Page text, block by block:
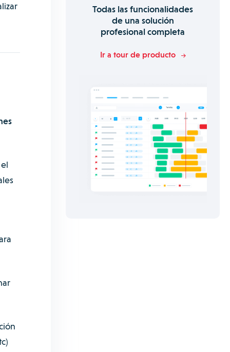
Todas las funcionalidades
de una solución
profesional completa
Ir a tour de producto